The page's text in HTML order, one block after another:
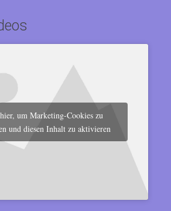
um Marketing-Cookies zu
und diesen Inhalt zu aktivieren